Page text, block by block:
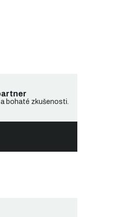
a bohaté zkušenosti.